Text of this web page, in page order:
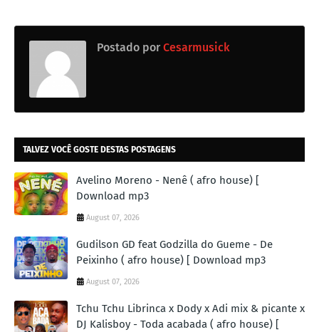
Postado por Cesarmusick
TALVEZ VOCÊ GOSTE DESTAS POSTAGENS
Avelino Moreno - Nenê ( afro house) [
Download mp3
August 07, 2026
Gudilson GD feat Godzilla do Gueme - De
Peixinho ( afro house) [ Download mp3
August 07, 2026
Tchu Tchu Librinca x Dody x Adi mix & picante x
DJ Kalisboy - Toda acabada ( afro house) [